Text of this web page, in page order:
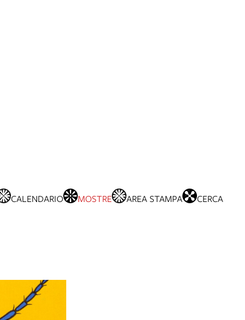
CALENDARIO MOSTRE AREA STAMPA CERCA